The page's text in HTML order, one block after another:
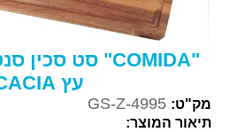
עץ ACACIA
מק"ט: GS-Z-4995
תיאור המוצר: